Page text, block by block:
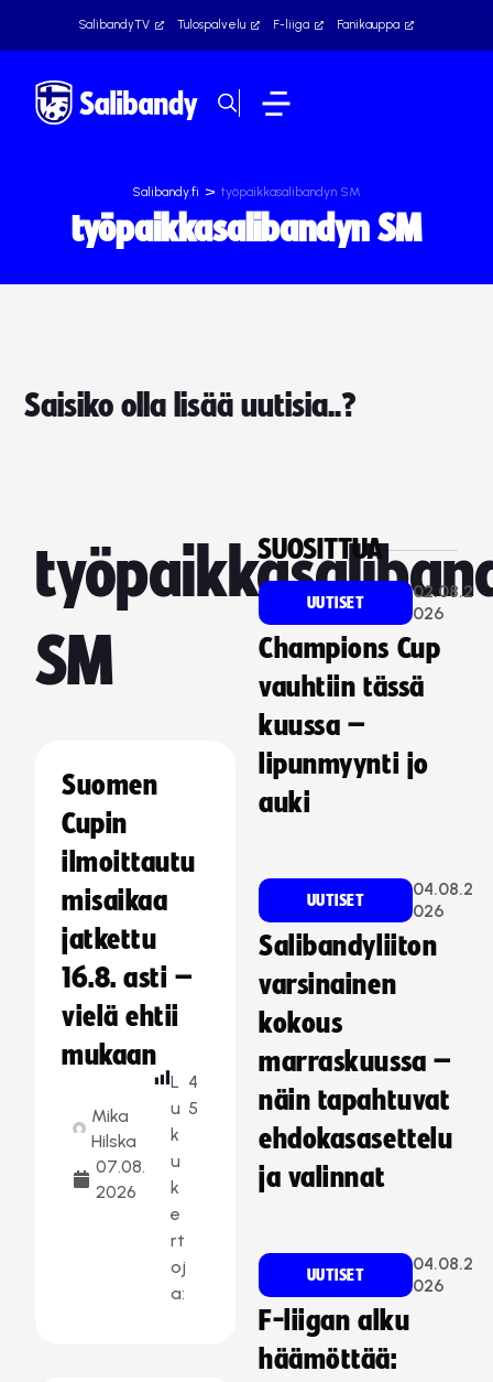
SalibandyTV Tulospalvelu F-liiga Fanikauppa
Salibandy.fi > työpaikkasalibandyn SM
työpaikkasalibandyn SM
Saisiko olla lisää uutisia..?
SM
Suomen
Cupin
ilmoittautu
misaikaa
jatkettu
16.8. asti –
vielä ehtii
mukaan
Mika
Hilska
07.08.
2026
L
u
k
u
k
e
rt
oj
a:
4
5
SUOSITTUA
UUTISET
02.08.2
026
Champions Cup
vauhtiin tässä
kuussa –
lipunmyynti jo
auki
UUTISET
04.08.2
026
Salibandyliiton
varsinainen
kokous
marraskuussa –
näin tapahtuvat
ehdokasasettelu
ja valinnat
UUTISET
04.08.2
026
F-liigan alku
häämöttää: